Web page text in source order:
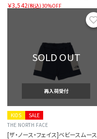
￥3,542(税込)30%OFF
SOLD OUT
再入荷受付
SALE
KIDS
THE NORTH FACE